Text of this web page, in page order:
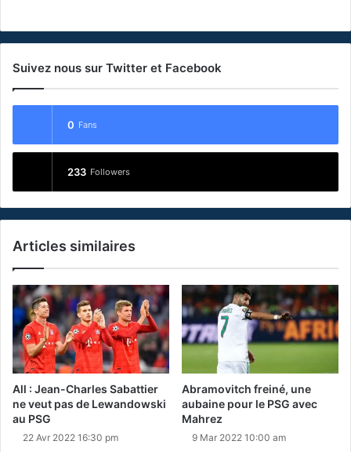
Suivez nous sur Twitter et Facebook
0 Fans
233 Followers
Articles similaires
All : Jean-Charles Sabattier
ne veut pas de Lewandowski
au PSG
22 Avr 2022 16:30 pm
Abramovitch freiné, une
aubaine pour le PSG avec
Mahrez
9 Mar 2022 10:00 am